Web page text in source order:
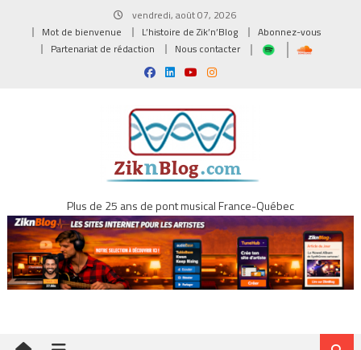
vendredi, août 07, 2026
Mot de bienvenue
L’histoire de Zik’n’Blog
Abonnez-vous
Partenariat de rédaction
Nous contacter
Plus de 25 ans de pont musical France-Québec